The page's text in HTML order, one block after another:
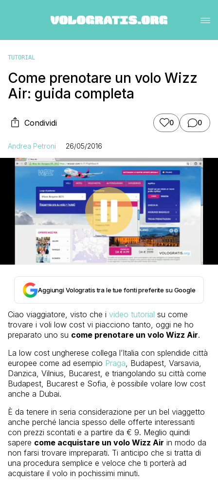
TUTORIAL
Come prenotare un volo Wizz
Air: guida completa
Condividi 0 0
Andrea Petroni 26/05/2016
Aggiungi Vologratis tra le tue fonti preferite su Google
Ciao viaggiatore, visto che i video tutorial su come
trovare i voli low cost vi piacciono tanto, oggi ne ho
preparato uno su come prenotare un volo Wizz Air.
La low cost ungherese collega l’Italia con splendide città
europee come ad esempio Praga , Budapest, Varsavia,
Danzica, Vilnius, Bucarest, e triangolando su città come
Budapest, Bucarest e Sofia, è possibile volare low cost
anche a Dubai.
È da tenere in seria considerazione per un bel viaggetto
anche perché lancia spesso delle offerte interessanti
con prezzi scontati e a partire da € 9. Meglio quindi
sapere come acquistare un volo Wizz Air in modo da
non farsi trovare impreparati. Ti anticipo che si tratta di
una procedura semplice e veloce che ti porterà ad
acquistare il volo in pochissimi minuti.